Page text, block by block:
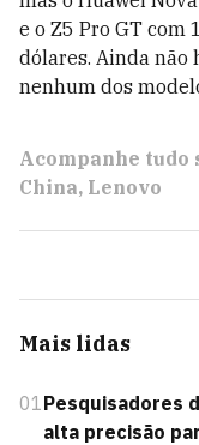
e o Z5 Pro GT com
dólares. Ainda não
nenhum dos
Acompanhe tudo
China Lenovo
Mais lidas
01Pesquisadores
alta precisão